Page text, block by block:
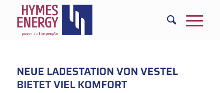
NEUE LADESTATION VON VESTEL
BIETET VIEL KOMFORT